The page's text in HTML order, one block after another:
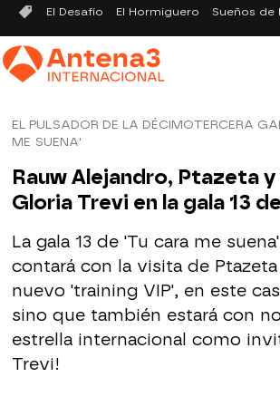
El Desafío El Hormiguero Sueños de
EL PULSADOR DE LA DÉCIMOTERCERA
ME SUENA'
Rauw Alejandro, Ptazeta
Gloria Trevi en la gala 13
La gala 13 de 'Tu cara me
contará con la visita de
nuevo 'training VIP', en este
sino que también estará con
estrella internacional como
Trevi!